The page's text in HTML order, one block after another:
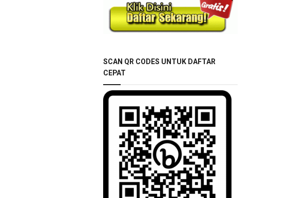
SCAN QR CODES UNTUK DAFTAR
CEPAT